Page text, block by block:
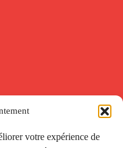
votre expérience de